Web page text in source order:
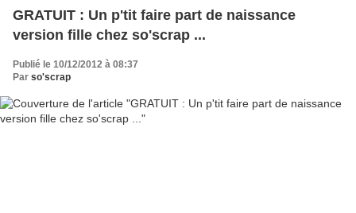
GRATUIT : Un p'tit faire part de naissance
version fille chez so'scrap ...
Publié le 10/12/2012 à 08:37
Par so'scrap